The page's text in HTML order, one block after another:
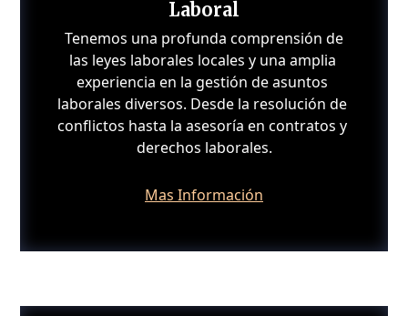
Laboral
las leyes laborales locales y una amplia
experiencia en la gestión de asuntos
laborales diversos. Desde la resolución de
conflictos hasta la asesoría en contratos y
derechos laborales.
Mas Información